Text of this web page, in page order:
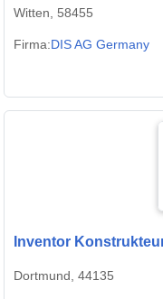
Witten, 58455
Firma:DIS AG Germany
Inventor
Dortmund, 44135